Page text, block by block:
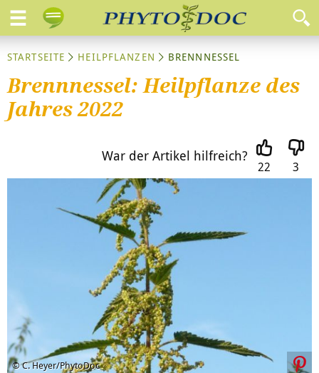
STARTSEITE HEILPFLANZEN BRENNNESSEL
Brennnessel: Heilpflanze des
Jahres 2022
War der Artikel hilfreich?
22 3
© C. Heyer/PhytoDoc